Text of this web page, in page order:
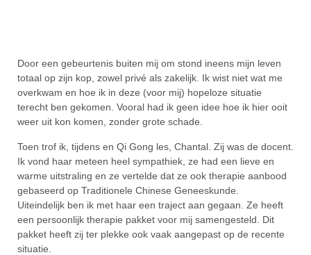
Door een gebeurtenis buiten mij om stond ineens mijn leven
totaal op zijn kop, zowel privé als zakelijk. Ik wist niet wat me
overkwam en hoe ik in deze (voor mij) hopeloze situatie
terecht ben gekomen. Vooral had ik geen idee hoe ik hier ooit
weer uit kon komen, zonder grote schade.
Toen trof ik, tijdens en Qi Gong les, Chantal. Zij was de docent.
Ik vond haar meteen heel sympathiek, ze had een lieve en
warme uitstraling en ze vertelde dat ze ook therapie aanbood
gebaseerd op Traditionele Chinese Geneeskunde.
Uiteindelijk ben ik met haar een traject aan gegaan. Ze heeft
een persoonlijk therapie pakket voor mij samengesteld. Dit
pakket heeft zij ter plekke ook vaak aangepast op de recente
situatie.